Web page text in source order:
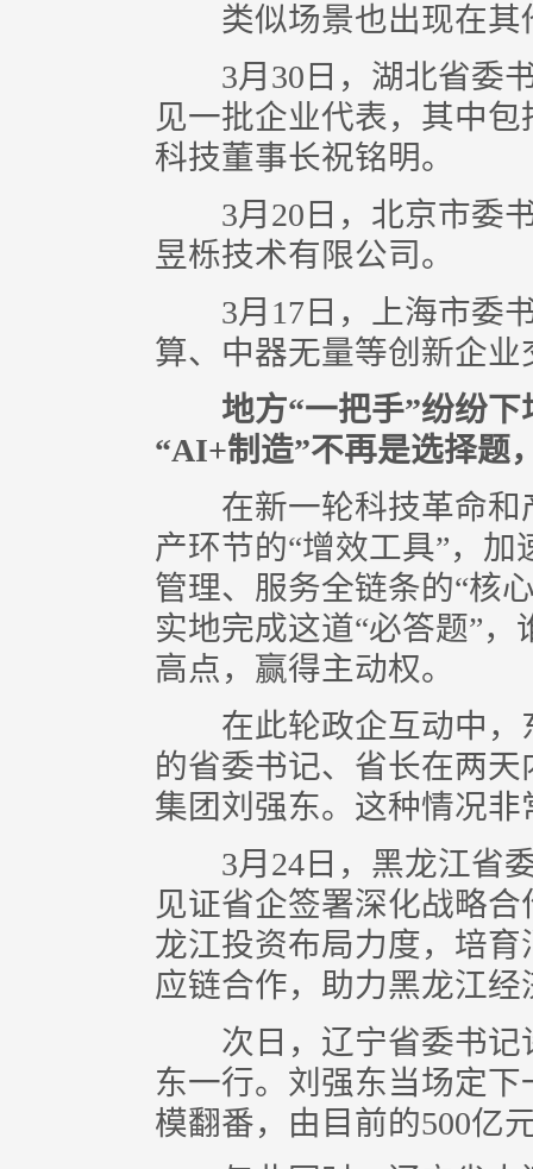
类似场景也出现在其
3月30日，湖北省委书
见一批企业代表，其中
科技董事长祝铭明。
3月20日，北京市委
昱栎技术有限公司。
3月17日，上海市委书
算、中器无量等创新企
地方“一把手”纷纷
“AI+制造”不再是选择题
在新一轮科技革命和
产环节的“增效工具”，
管理、服务全链条的“核
实地完成这道“必答题”
高点，赢得主动权。
在此轮政企互动中，
的省委书记、省长在两
集团刘强东。这种情况非
3月24日，黑龙江省委
见证省企签署深化战略
龙江投资布局力度，培
应链合作，助力黑龙江
次日，辽宁省委书记
东一行。刘强东当场定
模翻番，由目前的500亿